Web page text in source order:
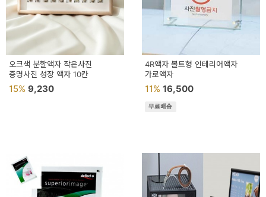
오크색 분할액자 작은사진
증명사진 성장 액자 10칸
15% 9,230
4R액자 볼트형 인테리어액자
가로액자
11% 16,500
무료배송